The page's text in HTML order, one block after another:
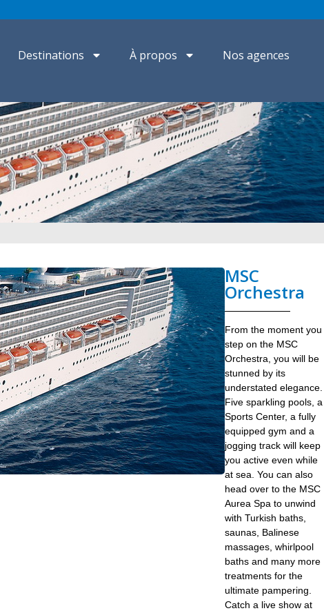
Destinations À propos Nos agences
MSC
Orchestra
From the moment you
step on the MSC
Orchestra, you will be
stunned by its
understated elegance.
Five sparkling pools, a
Sports Center, a fully
equipped gym and a
jogging track will keep
you active even while
at sea. You can also
head over to the MSC
Aurea Spa to unwind
with Turkish baths,
saunas, Balinese
massages, whirlpool
baths and many more
treatments for the
ultimate pampering.
Catch a live show at